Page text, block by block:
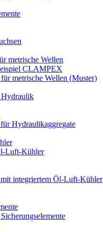
metrische Wellen
CLAMPEX
Hydraulik
Hydraulikaggregate
Luft-Kühler
mit integriertem Öl-Luft-Kühler